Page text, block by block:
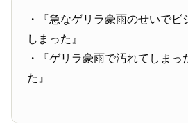
・『急なゲリラ豪雨のせいでビ
しまった』
・『ゲリラ豪雨で汚れてしまっ
た』